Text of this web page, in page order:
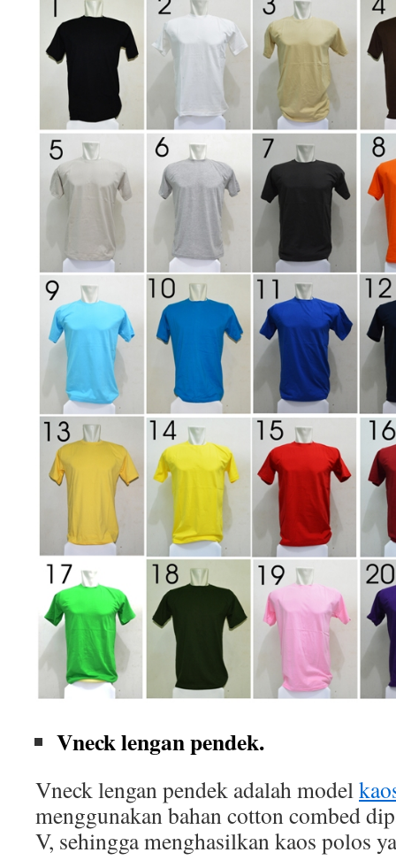
Vneck lengan pendek.
Vneck lengan pendek adalah model
menggunakan bahan cotton combed
V, sehingga menghasilkan kaos polos